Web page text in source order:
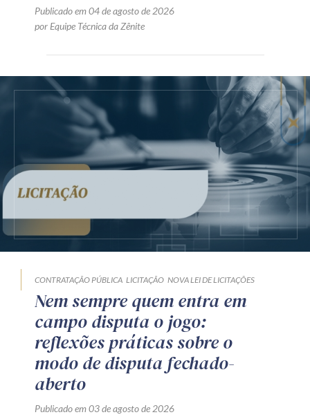
Publicado em 04 de agosto de 2026
por Equipe Técnica da Zênite
CONTRATAÇÃO PÚBLICA LICITAÇÃO NOVA LEI DE LICITAÇÕES
Nem sempre quem entra em
campo disputa o jogo:
reflexões práticas sobre o
modo de disputa fechado-
aberto
Publicado em 03 de agosto de 2026